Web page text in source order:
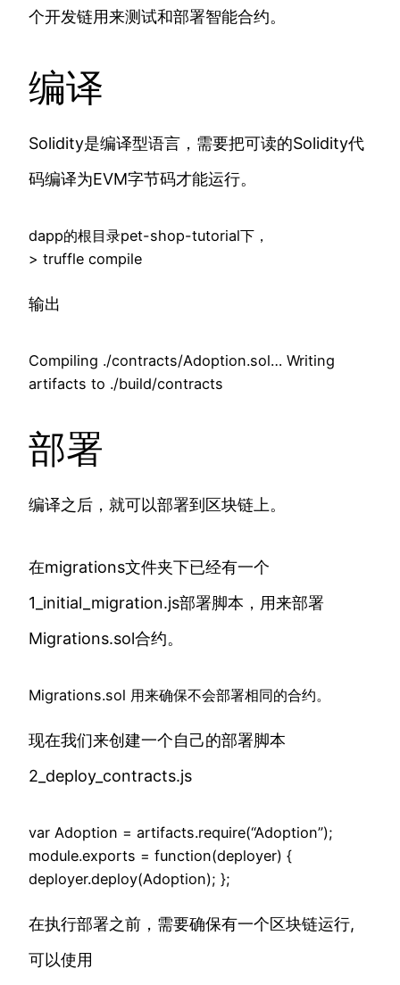
个开发链用来测试和部署智能合约。
编译
Solidity是编译型语言，需要把可读的Solidity代
码编译为EVM字节码才能运行。
dapp的根目录pet-shop-tutorial下，
> truffle compile
输出
Compiling ./contracts/Adoption.sol… Writing
artifacts to ./build/contracts
部署
编译之后，就可以部署到区块链上。
在migrations文件夹下已经有一个
1_initial_migration.js部署脚本，用来部署
Migrations.sol合约。
Migrations.sol 用来确保不会部署相同的合约。
现在我们来创建一个自己的部署脚本
2_deploy_contracts.js
var Adoption = artifacts.require(“Adoption”);
module.exports = function(deployer) {
deployer.deploy(Adoption); };
在执行部署之前，需要确保有一个区块链运行,
可以使用